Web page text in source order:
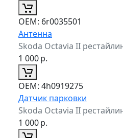
ОЕМ: 6r0035501
Антенна
Skoda Octavia II
1 000р.
ОЕМ: 4h0919275
Датчик парковки
Skoda Octavia II
1 000р.